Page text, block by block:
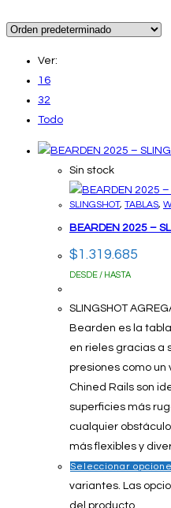
Ver:
16
32
Todo
Sin stock
SLINGSHOT, TABLAS,
BEARDEN 2025 –
$1.319.685
DESDE / HASTA
SLINGSHOT
Bearden es la
en rieles gracias a
presiones como un
Chined Rails son
superficies más
cualquier
más flexibles y
Seleccionar
variantes. Las
del producto